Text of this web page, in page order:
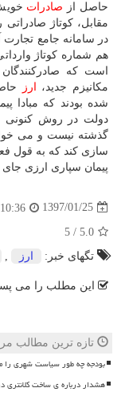
حاصل از صادرات
مقابل، كوتاژ صادراتی
در سامانه جامع تجارت
هم شماره كوتاژ
است كه
مكانیزم جدید،
ارز
شده بودند كه مبادا
دولت در روش كنونی
گذشته نیست و می
سازی كند كه به قول
پیمان سپاری ارزی
1397/01/25
5.0
/
5
تگهای خبر:
ارز
این مطلب را می
تازه ترین مطالب
بودجه چه طور سیاست شهری را
هشدار درباره ی ساخت